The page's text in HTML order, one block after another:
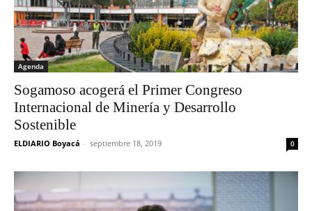
Agenda
Sogamoso acogerá el Primer Congreso
Internacional de Minería y Desarrollo
Sostenible
ELDIARIO Boyacá - septiembre 18, 2019 0